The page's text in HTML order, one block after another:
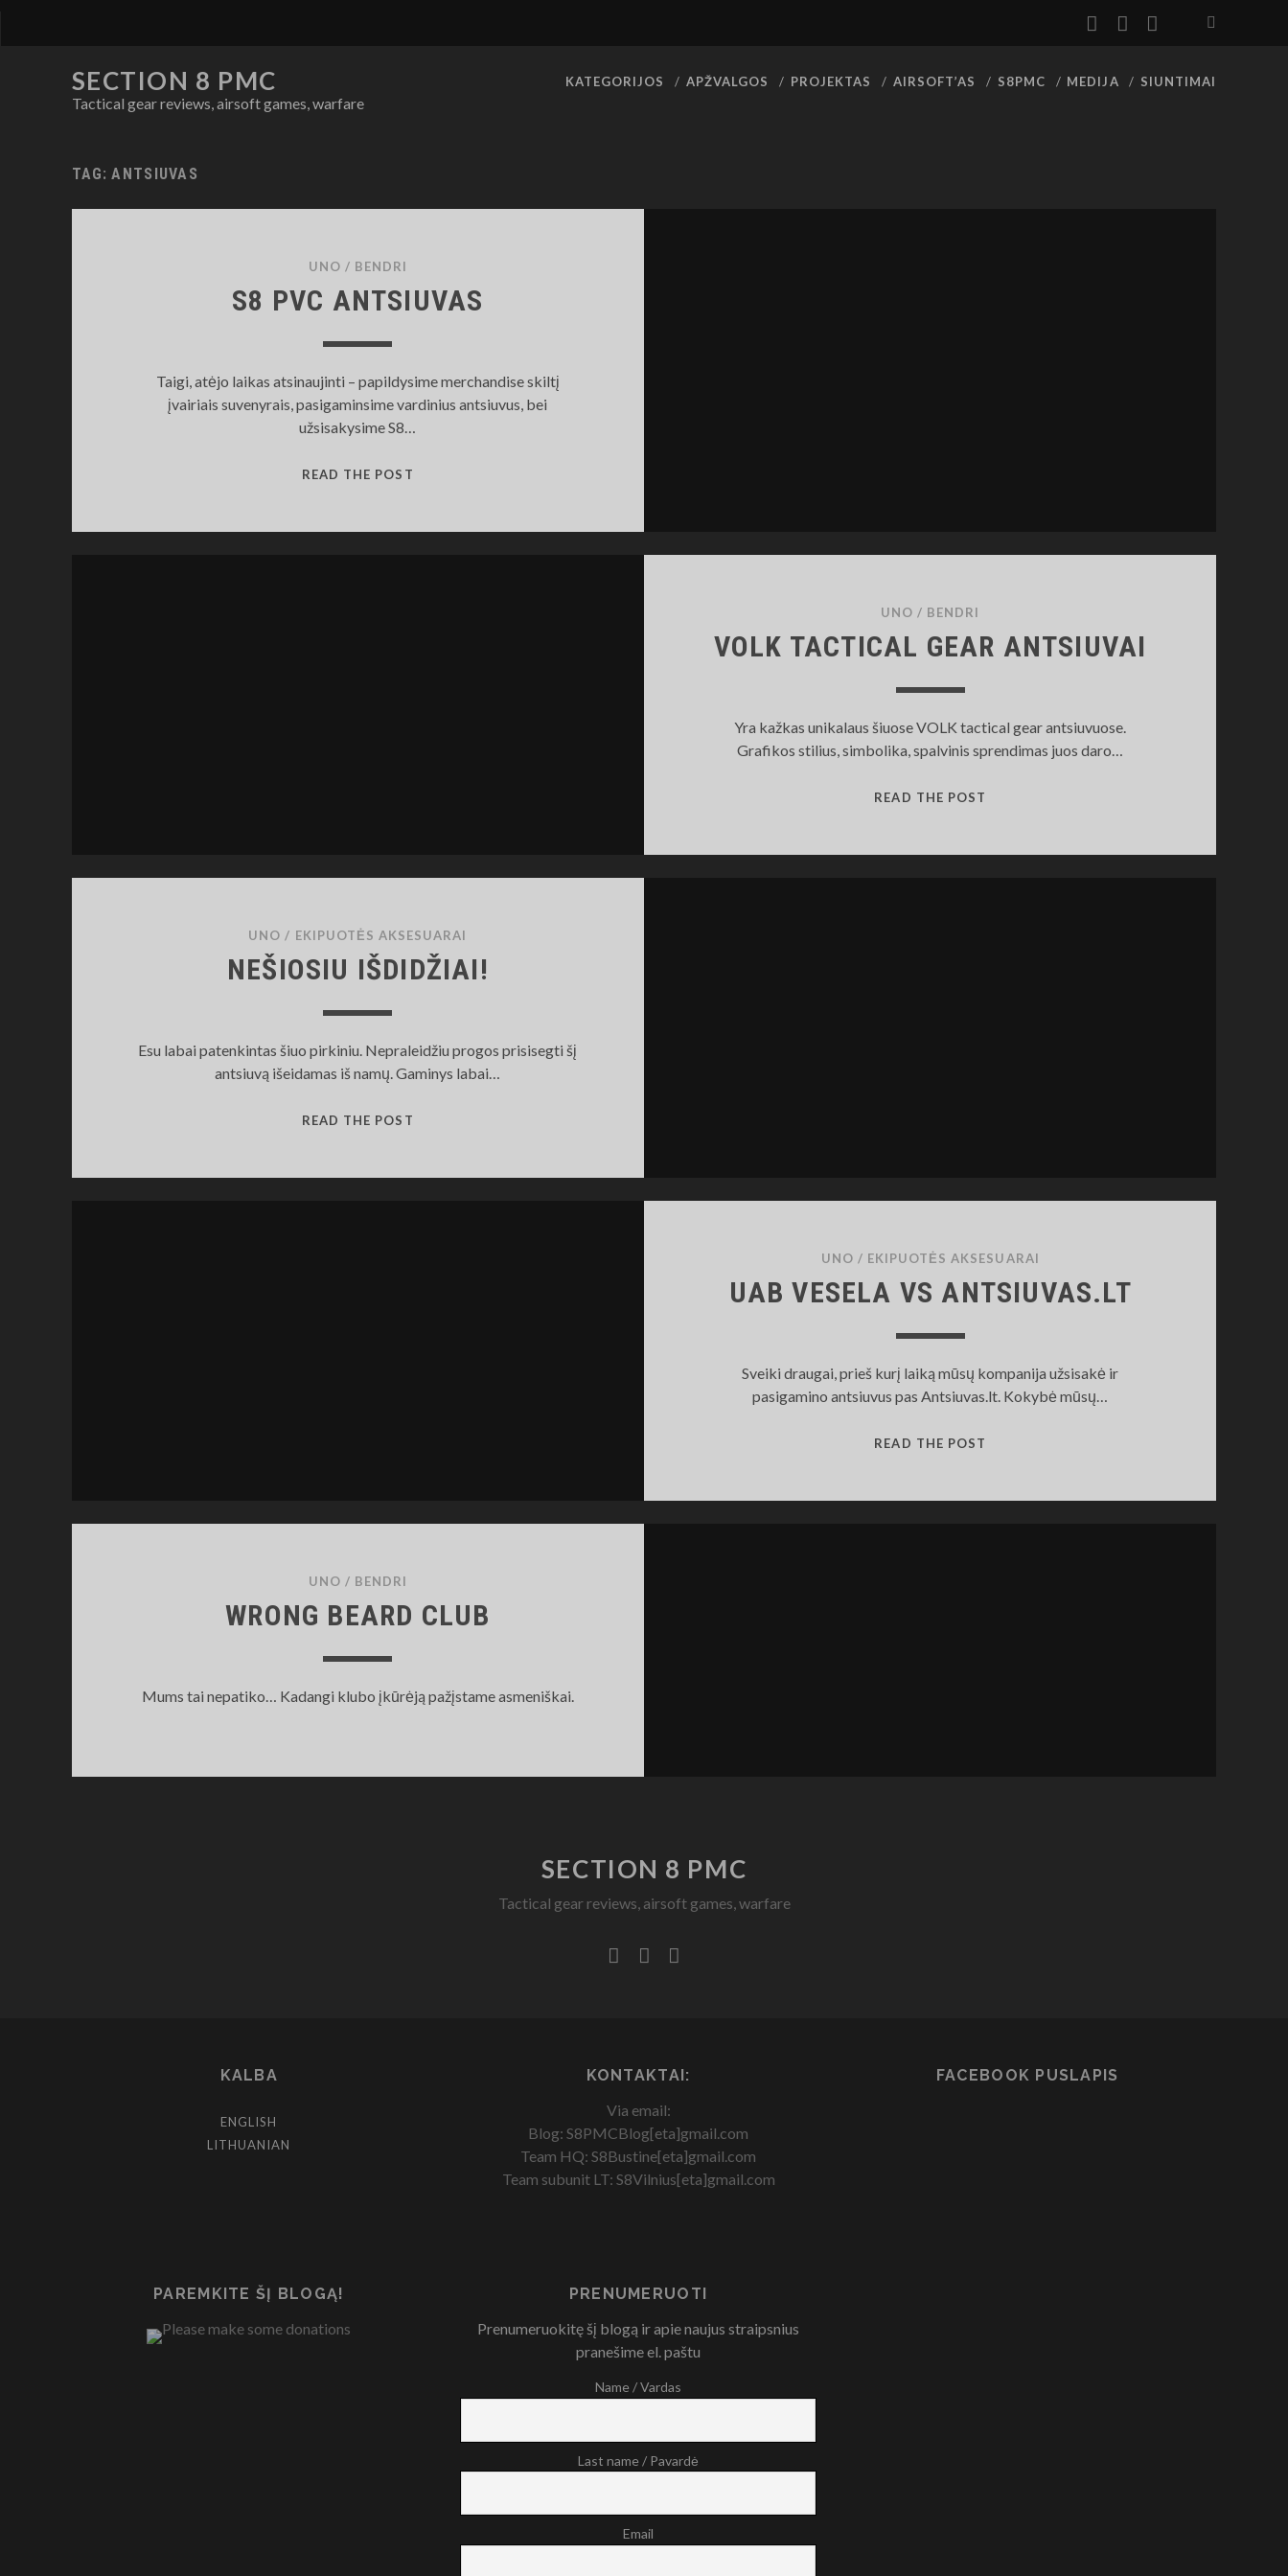
facebook
youtube
SECTION 8 PMC
Tactical gear reviews, airsoft games, warfare
KATEGORIJOS APŽVALGOS PROJEKTAS AIRSOFT’AS S8PMC MEDIJA SIUNTIMAI
TAG:ANTSIUVAS
UNO / BENDRI
S8 PVC ANTSIUVAS
Taigi, atėjo laikas atsinaujinti – papildysime merchandise skiltį
įvairiais suvenyrais, pasigaminsime vardinius antsiuvus, bei
užsisakysime S8…
READ THE POST
UNO / BENDRI
VOLK TACTICAL GEAR ANTSIUVAI
Yra kažkas unikalaus šiuose VOLK tactical gear antsiuvuose.
Grafikos stilius, simbolika, spalvinis sprendimas juos daro…
READ THE POST
UNO / EKIPUOTĖS AKSESUARAI
NEŠIOSIU IŠDIDŽIAI!
Esu labai patenkintas šiuo pirkiniu. Nepraleidžiu progos prisisegti šį
antsiuvą išeidamas iš namų. Gaminys labai…
READ THE POST
UNO / EKIPUOTĖS AKSESUARAI
UAB VESELA VS ANTSIUVAS.LT
Sveiki draugai, prieš kurį laiką mūsų kompanija užsisakė ir
pasigamino antsiuvus pas Antsiuvas.lt. Kokybė mūsų…
READ THE POST
UNO / BENDRI
WRONG BEARD CLUB
Mums tai nepatiko… Kadangi klubo įkūrėją pažįstame asmeniškai.
SECTION 8 PMC
Tactical gear reviews, airsoft games, warfare
facebook
youtube
KALBA
ENGLISH
LITHUANIAN
KONTAKTAI:
Via email:
Blog: S8PMCBlog[eta]gmail.com
Team HQ: S8Bustine[eta]gmail.com
Team subunit LT: S8Vilnius[eta]gmail.com
FACEBOOK PUSLAPIS
PAREMKITE ŠĮ BLOGĄ!
PRENUMERUOTI
Prenumeruokitę šį blogą ir apie naujus straipsnius
pranešime el. paštu
Name / Vardas
Last name / Pavardė
Email